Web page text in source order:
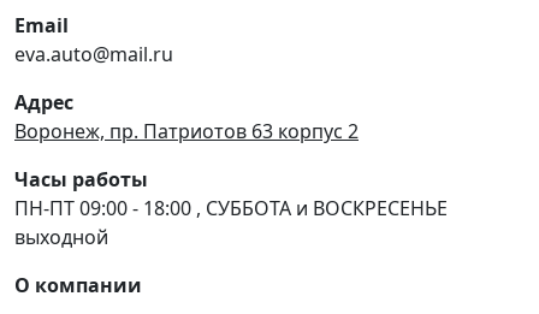
Email
eva.auto@mail.ru
Адрес
Воронеж, пр. Патриотов 63 корпус 2
Часы работы
ПН-ПТ 09:00 - 18:00 , СУББОТА и ВОСКРЕСЕНЬЕ
выходной
О компании